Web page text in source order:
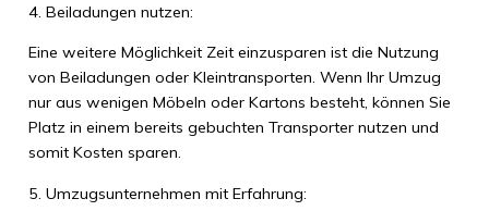
4. Beiladungen nutzen:
Eine weitere Möglichkeit Zeit einzusparen ist die Nutzung
von Beiladungen oder Kleintransporten. Wenn Ihr Umzug
nur aus wenigen Möbeln oder Kartons besteht, können Sie
Platz in einem bereits gebuchten Transporter nutzen und
somit Kosten sparen.
5. Umzugsunternehmen mit Erfahrung: